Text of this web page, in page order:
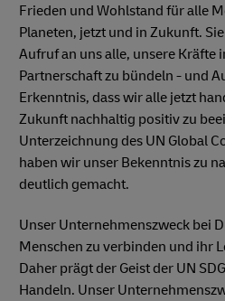
Frieden und Wohlstand für alle
Planeten, jetzt und in Zukunft.
Aufruf an uns alle, unsere Kräfte
Partnerschaft zu bündeln - und
Erkenntnis, dass wir alle jetzt
Zukunft nachhaltig positiv zu
Unterzeichnung des UN Global
haben wir unser Bekenntnis zu
deutlich gemacht.
Unser Unternehmenszweck bei
Menschen zu verbinden und ihr
Daher prägt der Geist der UN
Handeln. Unser